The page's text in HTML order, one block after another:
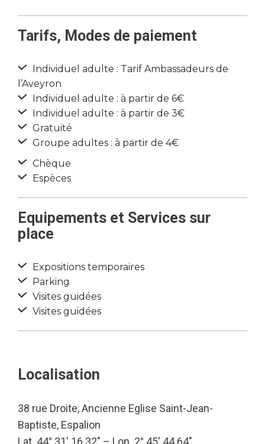
Tarifs, Modes de paiement
Individuel adulte : Tarif Ambassadeurs de
l’Aveyron
Individuel adulte : à partir de 6€
Individuel adulte : à partir de 3€
Gratuité
Groupe adultes : à partir de 4€
Chèque
Espèces
Equipements et Services sur
place
Expositions temporaires
Parking
Visites guidées
Visites guidées
Localisation
38 rue Droite, Ancienne Eglise Saint-Jean-
Baptiste, Espalion
Lat. 44° 31′ 16.32″ – Lon. 2° 45′ 44.64″